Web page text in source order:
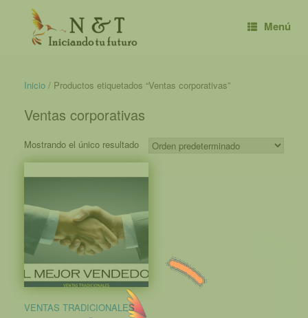
contenido
Menú
Inicio / Productos etiquetados “Ventas corporativas”
Ventas corporativas
Mostrando el único resultado
VENTAS TRADICIONALES